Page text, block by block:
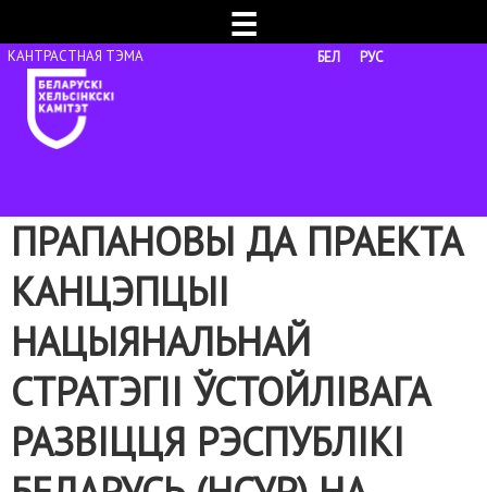
☰
БЕЛ РУС
ПРАПАНОВЫ ДА ПРАЕКТА
КАНЦЭПЦЫІ
НАЦЫЯНАЛЬНАЙ
СТРАТЭГІІ ЎСТОЙЛІВАГА
РАЗВІЦЦЯ РЭСПУБЛІКІ